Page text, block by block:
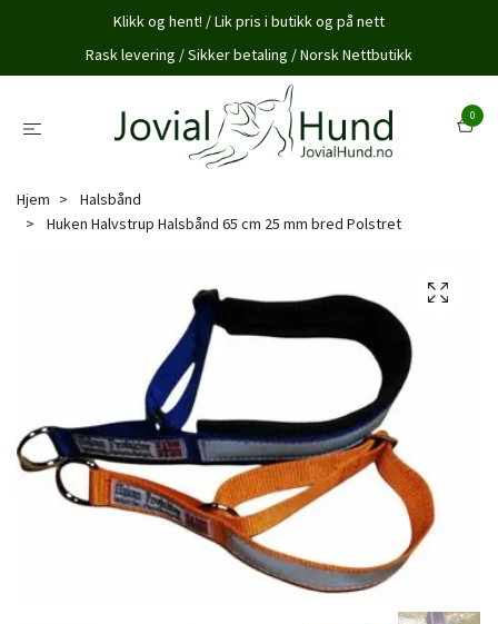
Klikk og hent! / Lik pris i butikk og på nett
Rask levering / Sikker betaling / Norsk Nettbutikk
0
Hjem
Halsbånd
Huken Halvstrup Halsbånd 65 cm 25 mm bred Polstret